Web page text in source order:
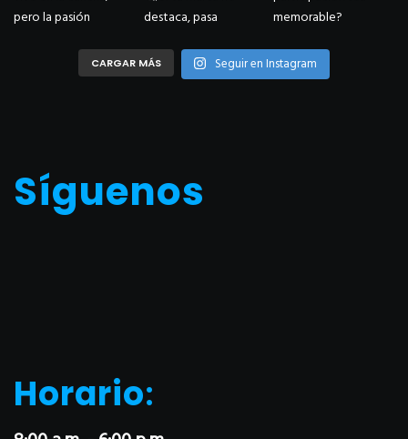
CARGAR MÁS Seguir en Instagram
Síguenos
Horario: